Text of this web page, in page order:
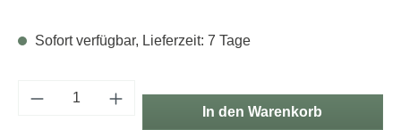
Sofort verfügbar, Lieferzeit: 7 Tage
Produkt Anzahl: Gib den gewünschten
In den Warenkorb